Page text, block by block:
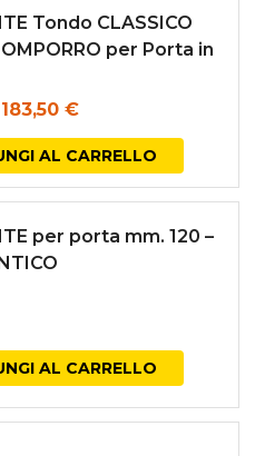
Tondo CLASSICO
per Porta in
Il
prezzo
originale
193,00 €.
183,50 €Il
prezzo
attuale
AL CARRELLO
per porta mm. 120 –
AL CARRELLO